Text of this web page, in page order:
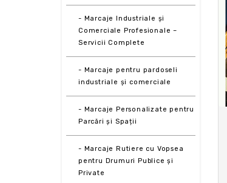
- Marcaje Industriale și
Comerciale Profesionale –
Servicii Complete
- Marcaje pentru pardoseli
industriale și comerciale
- Marcaje Personalizate pentru
Parcări și Spații
- Marcaje Rutiere cu Vopsea
pentru Drumuri Publice și
Private